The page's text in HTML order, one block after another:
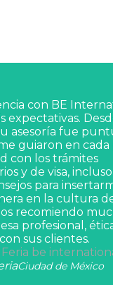
con BE
expectativas.
asesoría fue
guiaron en cada
con los trámites
y de visa,
para
en la cultura
recomiendo
profesional,
sus clientes.
Ciudad de México